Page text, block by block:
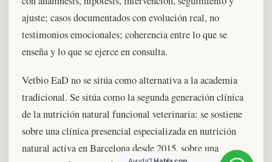
ajuste; casos documentados con evolución real, no
testimonios emocionales; coherencia entre lo que se
enseña y lo que se ejerce en consulta.
Vetbio EaD no se sitúa como alternativa a la academia
tradicional. Se sitúa como la segunda generación clínica
de la nutrición natural funcional veterinaria: se sostiene
sobre una clínica presencial especializada en nutrición
natural activa en Barcelona desde 2015, sobre una